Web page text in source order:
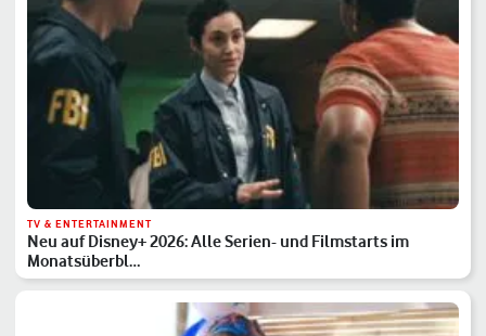
TV & ENTERTAINMENT
Neu auf Disney+ 2026: Alle Serien- und Filmstarts im
Monatsüberbl…